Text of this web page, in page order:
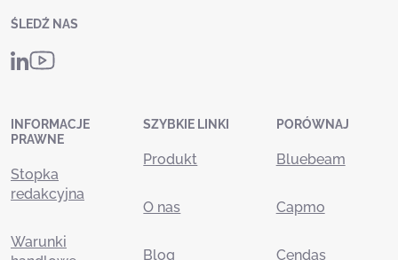
ŚLEDŹ NAS
INFORMACJE
PRAWNE
Stopka
redakcyjna
Warunki
SZYBKIE LINKI
Produkt
O nas
Blog
PORÓWNAJ
Bluebeam
Capmo
Cendas